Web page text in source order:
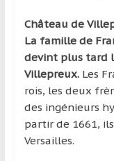
Château de
La famille de
devint plus tard
Villepreux.Les
rois, les deux
des ingénieurs
partir de 1661,
Versailles.